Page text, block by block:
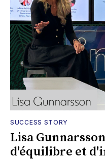
SUCCESS STORY
Lisa
d'équilibre et